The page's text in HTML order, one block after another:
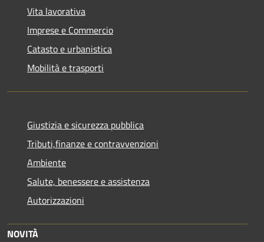
Vita lavorativa
Imprese e Commercio
Catasto e urbanistica
Mobilità e trasporti
Giustizia e sicurezza pubblica
Tributi,finanze e contravvenzioni
Ambiente
Salute, benessere e assistenza
Autorizzazioni
NOVITÀ